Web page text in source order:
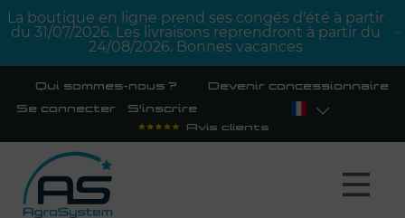
La boutique en ligne prend ses congés d'été à partir
du 31/07/2026. Les livraisons reprendront à partir du
24/08/2026. Bonnes vacances
Qui sommes-nous ? Devenir concessionnaire
Se connecter
S'inscrire
Avis clients